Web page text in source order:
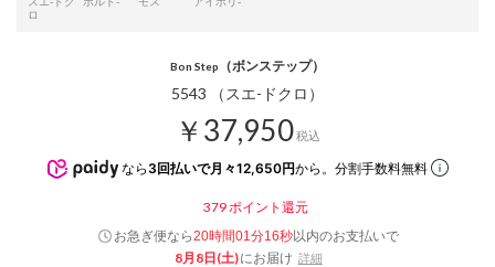
ロ
Bon Step （ボンステップ）
5543 （スエ-ドクロ）
￥37,950税込
なら 3回払いで月々12,650円から。分割手数料無料
379 ポイント還元
お急ぎ便なら20時間01分16秒以内のお支払いで
8月8日(土)にお届け 詳細